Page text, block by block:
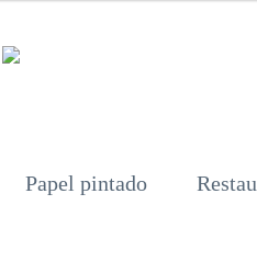
Papel pintado